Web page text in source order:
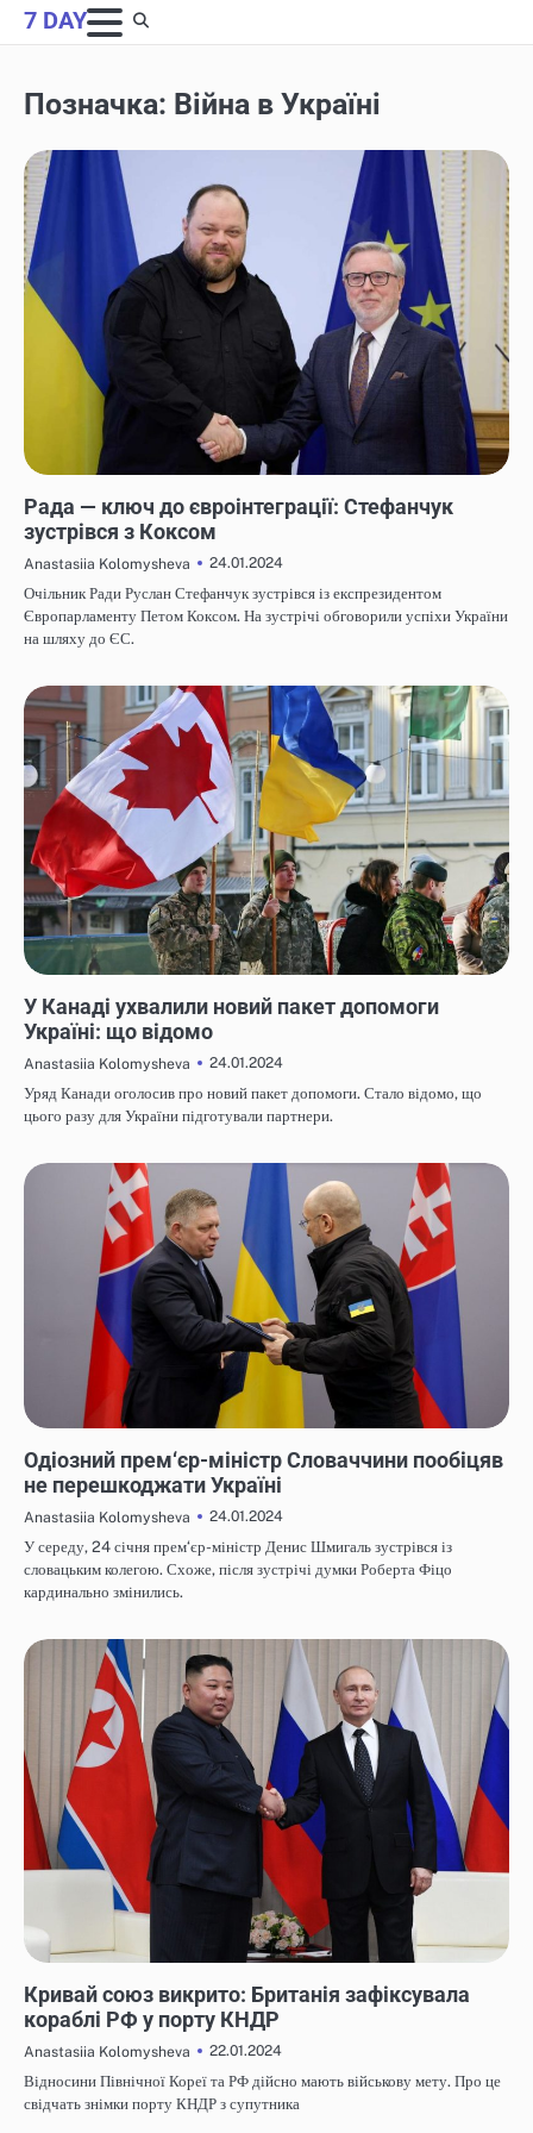
Skip
to
7 DAY
Позначка: Війна в Україні
Рада — ключ до євроінтеграції: Стефанчук
зустрівся з Коксом
Anastasiia Kolomysheva
24.01.2024
Очільник Ради Руслан Стефанчук зустрівся із експрезидентом
Європарламенту Петом Коксом. На зустрічі обговорили успіхи України
на шляху до ЄС.
У Канаді ухвалили новий пакет допомоги
Україні: що відомо
Anastasiia Kolomysheva
24.01.2024
Уряд Канади оголосив про новий пакет допомоги. Стало відомо, що
цього разу для України підготували партнери.
Одіозний прем‘єр-міністр Словаччини пообіцяв
не перешкоджати Україні
Anastasiia Kolomysheva
24.01.2024
У середу, 24 січня прем‘єр-міністр Денис Шмигаль зустрівся із
словацьким колегою. Схоже, після зустрічі думки Роберта Фіцо
кардинально змінились.
Кривай союз викрито: Британія зафіксувала
кораблі РФ у порту КНДР
Anastasiia Kolomysheva
22.01.2024
Відносини Північної Кореї та РФ дійсно мають військову мету. Про це
свідчать знімки порту КНДР з супутника